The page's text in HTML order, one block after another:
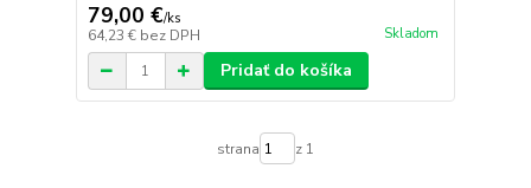
79,00 €/ks
64,23 € bez DPH Skladom
Pridať do košíka
strana z 1